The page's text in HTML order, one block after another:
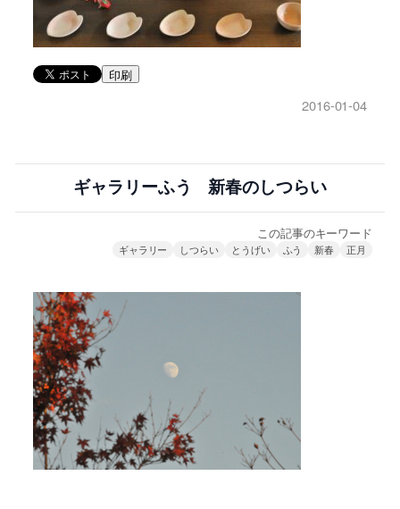
印刷
2016-01-04
ギャラリーふう 新春のしつらい
この記事のキーワード
ギャラリー しつらい とうげい ふう 新春 正月